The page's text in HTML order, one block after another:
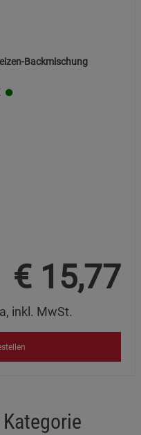
Backmischung
€ 15,77
inkl. MwSt.